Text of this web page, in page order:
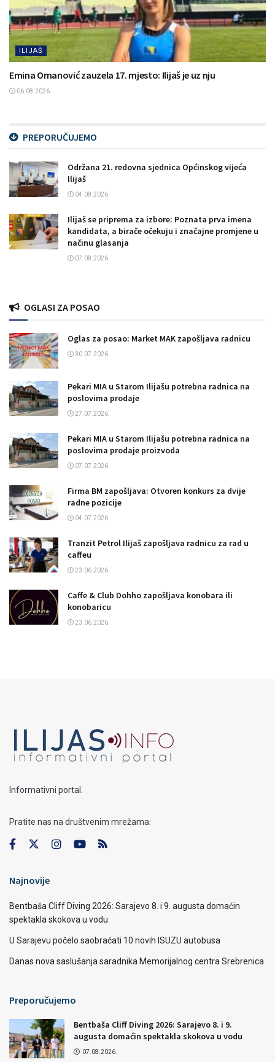
ILIJAŠ
Emina Omanović zauzela 17. mjesto: Ilijaš je uz nju
06.08.2026.
PREPORUČUJEMO
Održana 21. redovna sjednica Općinskog vijeća
Ilijaš
04.08.2026.
Ilijaš se priprema za izbore: Poznata prva imena
kandidata, a birače očekuju i značajne promjene u
načinu glasanja
07.08.2026.
OGLASI ZA POSAO
Oglas za posao: Market MAK zapošljava radnicu
30.07.2026.
Pekari MIA u Starom Ilijašu potrebna radnica na
poslovima prodaje
27.07.2026.
Pekari MIA u Starom Ilijašu potrebna radnica na
poslovima prodaje proizvoda
07.07.2026.
Firma BM zapošljava: Otvoren konkurs za dvije
radne pozicije
04.07.2026.
Tranzit Petrol Ilijaš zapošljava radnicu za rad u
caffeu
23.06.2026.
Caffe & Club Dohho zapošljava konobara ili
konobaricu
23.06.2026.
Informativni portal.
Pratite nas na društvenim mrežama:
Najnovije
Bentbaša Cliff Diving 2026: Sarajevo 8. i 9. augusta domaćin
spektakla skokova u vodu
U Sarajevu počelo saobraćati 10 novih ISUZU autobusa
Danas nova saslušanja saradnika Memorijalnog centra Srebrenica
Preporučujemo
Bentbaša Cliff Diving 2026: Sarajevo 8. i 9.
augusta domaćin spektakla skokova u vodu
07.08.2026.